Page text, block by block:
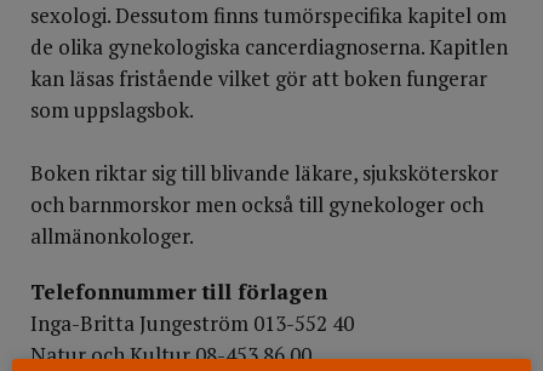
sexologi. Dessutom finns tumörspecifika kapitel om
de olika gynekologiska cancerdiagnoserna. Kapitlen
kan läsas fristående vilket gör att boken fungerar
som uppslagsbok.
Boken riktar sig till blivande läkare, sjuksköterskor
och barnmorskor men också till gynekologer och
allmänonkologer.
Telefonnummer till förlagen
Inga-Britta Jungeström 013-552 40
Natur och Kultur 08-453 86 00